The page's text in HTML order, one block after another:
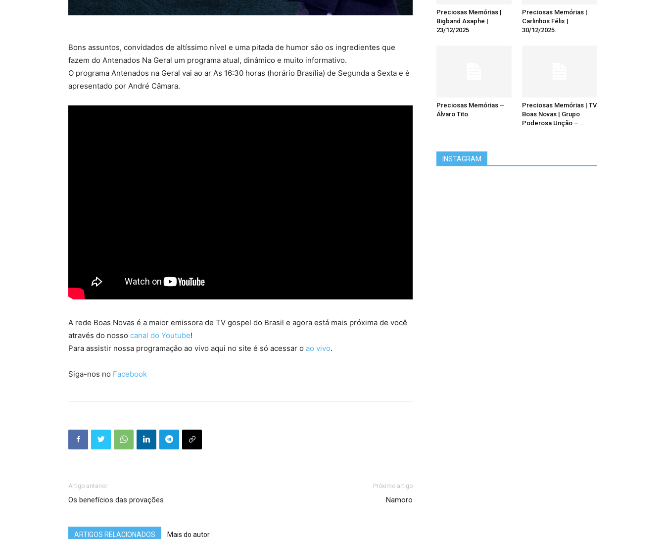
Bons assuntos, convidados de altíssimo nível e uma pitada de humor são os ingredientes que
fazem do Antenados Na Geral um programa atual, dinâmico e muito informativo.
O programa Antenados na Geral vai ao ar As 16:30 horas (horário Brasília) de Segunda a Sexta e é
apresentado por André Câmara.
A rede Boas Novas é a maior emissora de TV gospel do Brasil e agora está mais próxima de você
através do nosso canal do Youtube!
Para assistir nossa programação ao vivo aqui no site é só acessar o ao vivo.
Siga-nos no Facebook
Artigo anterior
Os benefícios das provações
Próximo artigo
Namoro
ARTIGOS RELACIONADOS Mais do autor
Preciosas Memórias |
Bigband Asaphe |
23/12/2025
Preciosas Memórias |
Carlinhos Félix |
30/12/2025.
Preciosas Memórias –
Álvaro Tito.
Preciosas Memórias | TV
Boas Novas | Grupo
Poderosa Unção –...
INSTAGRAM